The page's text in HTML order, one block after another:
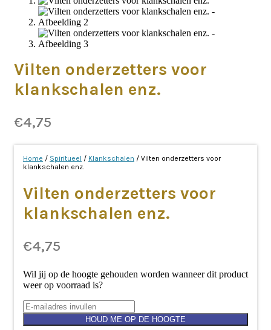
Vilten onderzetters voor
klankschalen enz.
€4,75
Home / Spiritueel / Klankschalen / Vilten onderzetters voor
klankschalen enz.
Vilten onderzetters voor
klankschalen enz.
€4,75
Wil jij op de hoogte gehouden worden wanneer dit product
weer op voorraad is?
HOUD ME OP DE HOOGTE